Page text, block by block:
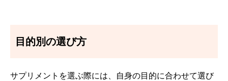
目的別の選び方
サプリメントを選ぶ際には、自身の目的に合わせて選び